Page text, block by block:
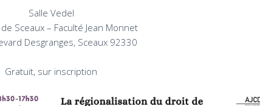
Salle Vedel
Sceaux – Faculté Jean Monnet
Desgranges, Sceaux 92330
Gratuit, sur inscription